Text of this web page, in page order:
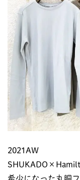
2021AW